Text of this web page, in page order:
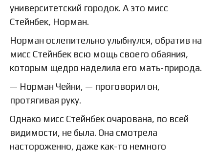
университетский городок. А это мисс
Стейнбек, Норман.
Норман ослепительно улыбнулся, обратив на
мисс Стейнбек всю мощь своего обаяния,
которым щедро наделила его мать-природа.
— Норман Чейни, — проговорил он,
протягивая руку.
Однако мисс Стейнбек очарована, по всей
видимости, не была. Она смотрела
настороженно, даже как-то немного